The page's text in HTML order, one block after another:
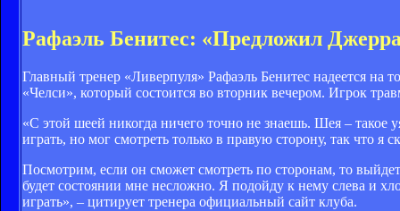
Рафаэль Бенитес: «Предложил
Главный тренер «Ливерпуля» Рафаэль Бенитес надеется на
«Челси», который состоится во вторник вечером. Игрок
«С этой шеей никогда ничего точно не знаешь. Шея – такое
играть, но мог смотреть только в правую сторону, так что я
Посмотрим, если он сможет смотреть по сторонам, то
будет состоянии мне несложно. Я подойду к нему слева и
играть», – цитирует тренера официальный сайт клуба.